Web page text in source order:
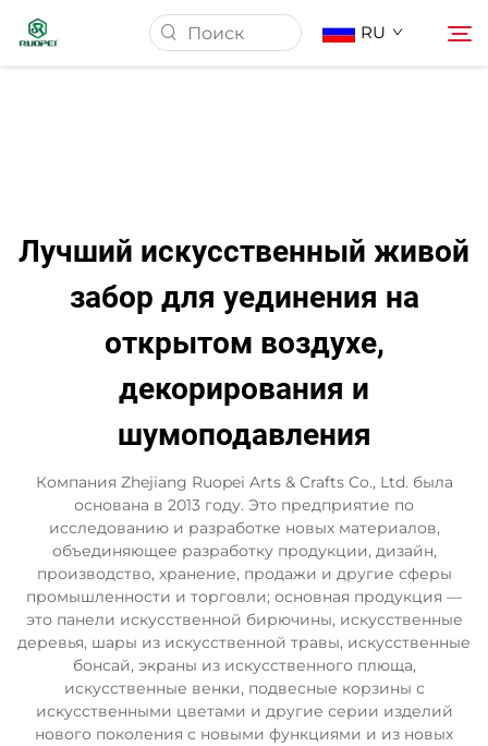
RU
О Нас
Контакт
Лучший искусственный живой
забор для уединения на
открытом воздухе,
декорирования и
шумоподавления
Компания Zhejiang Ruopei Arts & Crafts Co., Ltd. была
основана в 2013 году. Это предприятие по
исследованию и разработке новых материалов,
объединяющее разработку продукции, дизайн,
производство, хранение, продажи и другие сферы
промышленности и торговли; основная продукция —
это панели искусственной бирючины, искусственные
деревья, шары из искусственной травы, искусственные
бонсай, экраны из искусственного плюща,
искусственные венки, подвесные корзины с
искусственными цветами и другие серии изделий
нового поколения с новыми функциями и из новых